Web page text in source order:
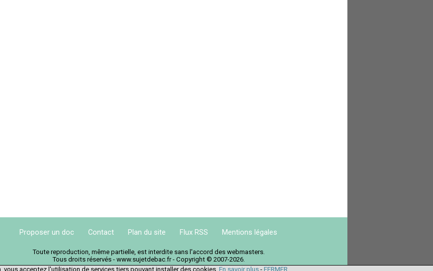
Proposer un doc Contact Plan du site Flux RSS Mentions légales
Toute reproduction, même partielle, est interdite sans l'accord des webmasters.
Tous droits réservés - www.sujetdebac.fr - Copyright © 2007-2026.
vous acceptez l'utilisation de services tiers pouvant installer des cookies. En savoir plus- FERMER